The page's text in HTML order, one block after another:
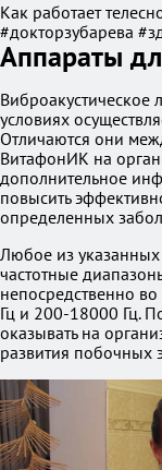
Как работает
#докторзубарева
Аппараты
условиях
Отличаются они
ВитафонИК на
дополнительное
повысить
определенных
Любое из
частотные
непосредственно
Гц и 200-18000 Гц.
оказывать на
развития побочных